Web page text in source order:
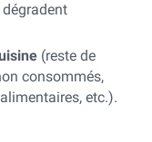
(reste de
consommés,
etc.).